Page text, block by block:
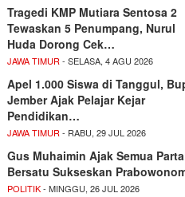
Tragedi KMP Mutiara Sentosa 2
Tewaskan 5 Penumpang, Nurul
Huda Dorong Cek…
JAWA TIMUR - SELASA, 4 AGU 2026
Apel 1.000 Siswa di Tanggul,
Jember Ajak Pelajar Kejar
Pendidikan…
JAWA TIMUR - RABU, 29 JUL 2026
Gus Muhaimin Ajak Semua
Bersatu Sukseskan
POLITIK- MINGGU, 26 JUL 2026